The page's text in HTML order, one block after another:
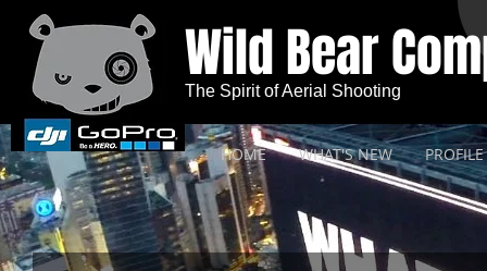
HOME WHAT'S NEW PROFILE
Wild Bear
The Spirit of Aerial Shooting